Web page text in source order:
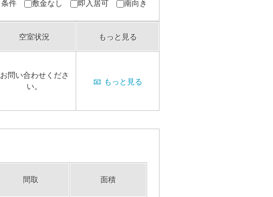
条件 敷金なし 即入居可 南向き
空室状況 もっと見る
お問い合わせくださ
い。
📧 もっと見る
間取 面積